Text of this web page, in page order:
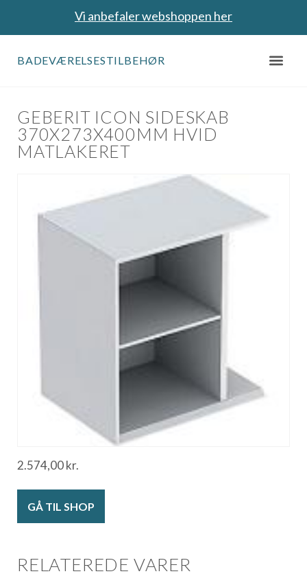
Vi anbefaler webshoppen her
BADEVÆRELSESTILBEHØR
GEBERIT ICON SIDESKAB
370X273X400MM HVID
MATLAKERET
2.574,00kr.
GÅ TIL SHOP
RELATEREDE VARER